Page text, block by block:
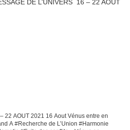
22 AOUT 2021 16 Aout Vénus entre en
A #Recherche de L’Union #Harmonie